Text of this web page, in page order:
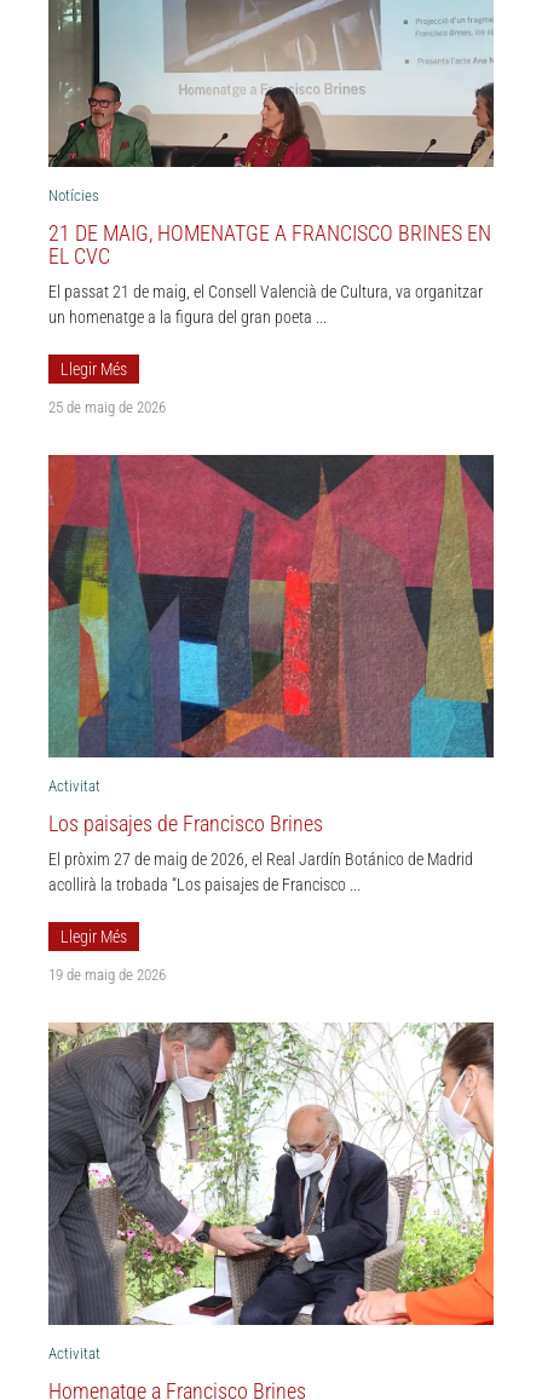
Notícies
21 DE MAIG, HOMENATGE A FRANCISCO BRINES EN
EL CVC
El passat 21 de maig, el Consell Valencià de Cultura, va organitzar
un homenatge a la figura del gran poeta ...
Llegir Més
25 de maig de 2026
Activitat
Los paisajes de Francisco Brines
El pròxim 27 de maig de 2026, el Real Jardín Botánico de Madrid
acollirà la trobada “Los paisajes de Francisco ...
Llegir Més
19 de maig de 2026
Activitat
Homenatge a Francisco Brines